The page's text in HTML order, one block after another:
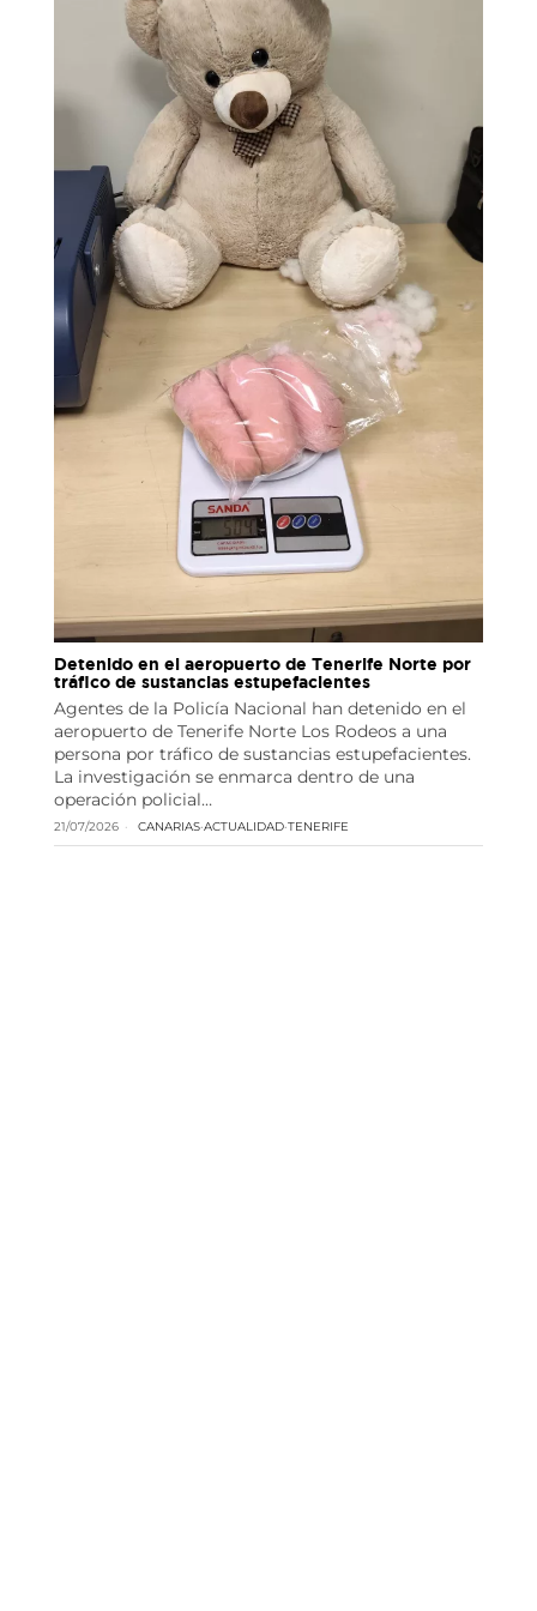
Detenido en el aeropuerto de Tenerife Norte por
tráfico de sustancias estupefacientes
Agentes de la Policía Nacional han detenido en el
aeropuerto de Tenerife Norte Los Rodeos a una
persona por tráfico de sustancias estupefacientes.
La investigación se enmarca dentro de una
operación policial…
21/07/2026 CANARIAS·ACTUALIDAD·TENERIFE